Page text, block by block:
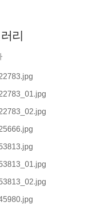
리